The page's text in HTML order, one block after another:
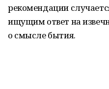
рекомендации
ищущим ответ на
о смысле бытия.